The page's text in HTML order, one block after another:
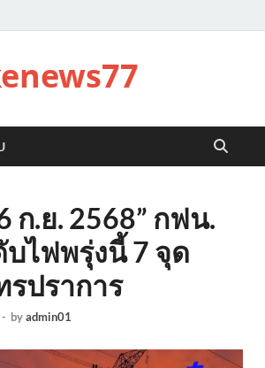
ก.ย. 2568” กฟน.
ไฟพรุ่งนี้ 7 จุด
ปราการ
- byadmin01